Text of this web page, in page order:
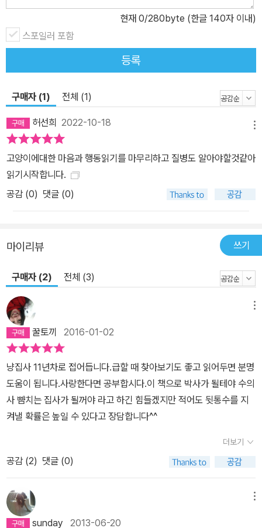
현재 0/280byte (한글 140자 이내)
스포일러 포함
등록
구매자 (1) 전체 (1)
허선희 2022-10-18
고양이에대한 마음과 행동읽기를 마무리하고 질병도 알아야할것같아
읽기시작합니다.
공감 (0) 댓글 (0)
마이리뷰 쓰기
구매자 (2) 전체 (3)
꿀토끼 2016-01-02
냥집사 11년차로 접어듭니다.급할 때 찾아보기도 좋고 읽어두면 분명
도움이 됩니다.사랑한다면 공부합시다.이 책으로 박사가 될테야 수의
사 뺨치는 집사가 될꺼야 라고 하긴 힘들겠지만 적어도 뒷통수를 지
켜낼 확률은 높일 수 있다고 장담합니다^^
더보기
공감 (2) 댓글 (0)
sunday 2013-06-20